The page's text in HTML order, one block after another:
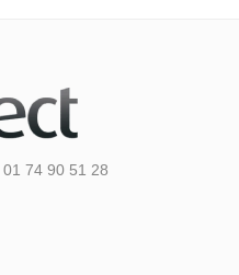
01 74 90 51 28